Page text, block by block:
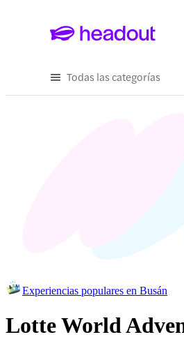
Todas las categorías
Experiencias populares en Busán
Lotte World